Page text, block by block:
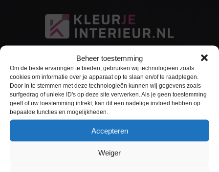
Beheer toestemming
Om de beste ervaringen te bieden, gebruiken wij technologieën zoals
cookies om informatie over je apparaat op te slaan en/of te raadplegen.
Door in te stemmen met deze technologieën kunnen wij gegevens zoals
surfgedrag of unieke ID's op deze site verwerken. Als je geen toestemming
geeft of uw toestemming intrekt, kan dit een nadelige invloed hebben op
bepaalde functies en mogelijkheden.
Accepteren
Weiger
Sitemap
Home
Interieurfolie